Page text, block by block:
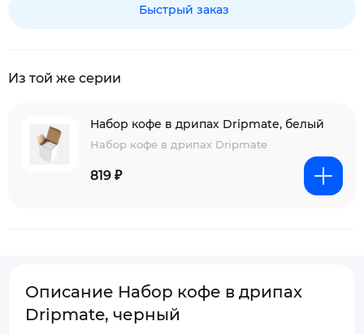
Быстрый заказ
Из той же серии
Набор кофе в дрипах Dripmate, белый
Набор кофе в дрипах Dripmate
819 ₽
Описание Набор кофе в дрипах
Dripmate, черный